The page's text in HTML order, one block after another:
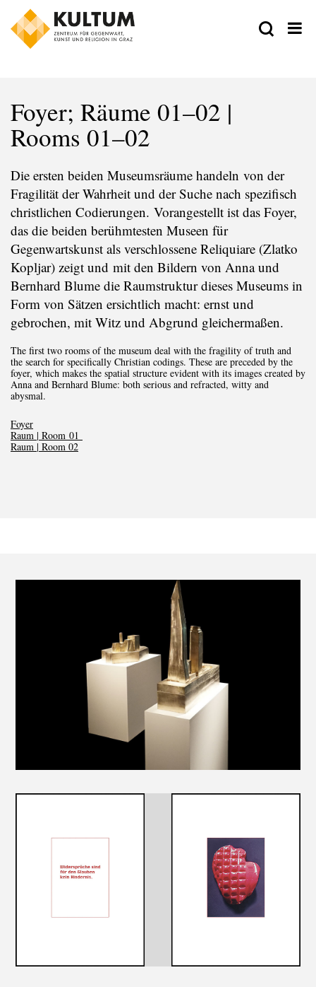
Foyer; Räume 01–02 |
Rooms 01–02
Die ersten beiden Museumsräume handeln von der
Fragilität der Wahrheit und der Suche nach spezifisch
christlichen Codierungen. Vorangestellt ist das Foyer,
das die beiden berühmtesten Museen für
Gegenwartskunst als verschlossene Reliquiare (Zlatko
Kopljar) zeigt und mit den Bildern von Anna und
Bernhard Blume die Raumstruktur dieses Museums in
Form von Sätzen ersichtlich macht: ernst und
gebrochen, mit Witz und Abgrund gleichermaßen.
The first two rooms of the museum deal with the fragility of truth and
the search for specifically Christian codings. These are preceded by the
foyer, which makes the spatial structure evident with its images created by
Anna and Bernhard Blume: both serious and refracted, witty and
abysmal.
Foyer
Raum | Room 01
Raum | Room 02